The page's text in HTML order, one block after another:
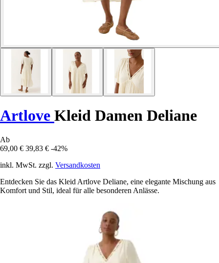
Artlove Kleid Damen Deliane
Ab
69,00 € 39,83 € -42%
inkl. MwSt. zzgl. Versandkosten
Entdecken Sie das Kleid Artlove Deliane, eine elegante Mischung aus
Komfort und Stil, ideal für alle besonderen Anlässe.